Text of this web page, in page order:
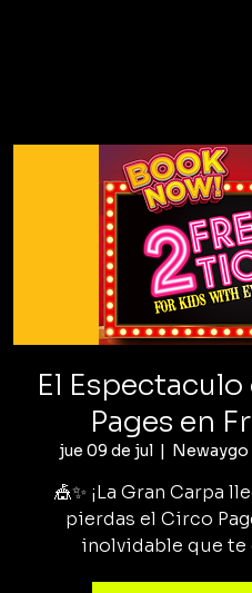
El
Pages en
jue 09 de jul
  |
Newaygo
🎪✨ ¡La Gran Carpa
pierdas el Circo
inolvidable que te